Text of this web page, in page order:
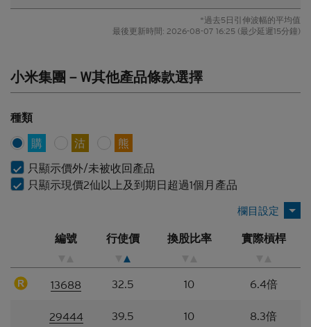
其他資料可予更改或撤回而不另行通知，網站擁有人
並無責任對材料進行更新或補充。網站擁有人及/或
人士）（統稱「Citigroup」）或任何資料提供者，一
概不會對材料的真確性、準確性、完整性、充分性或
何類型的聲明或保證（不論明示或暗示）。本香港網
站所登載的材料僅作參考用途，資訊接收者不應賴作
定論或據此行事而不自行加以獨立核實或作出獨立判
斷。
香港網站所登載的指示性價格水平、披露材料、估值
或其他分析，其編製乃以我們真誠判定的假設及參數
為依據。所採用的假設及參數絕非唯一可經合理挑選
所得的選擇，因此，並不保證有關的引述、披露或分
回報或表現會在將來實現。有關資料僅供參考之用，
並不構成網站擁有人的投資意見。
*過去5日引伸波幅的平均值
最後更新時間: 2026-08-07 16:25 (最少延遲15分鐘)
小米集團－W其他產品條款選擇
種類
購 沽
熊
只顯示價外/未被收回產品
只顯示現價2仙以上及到期日超過1個月產品
編號 行使價 換股比率 實際槓桿
13688 32.5 10 6.4倍
29444 39.5 10 8.3倍